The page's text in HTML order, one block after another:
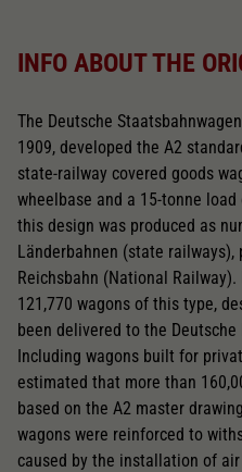
INFO ABOUT THE
The Deutsche
1909, developed the A2
state-railway covered goods
wheelbase and a 15-tonne
this design was produced as
Länderbahnen (state
Reichsbahn (National
121,770 wagons of this type,
been delivered to the
Including wagons built for
estimated that more than
based on the A2 master
wagons were reinforced to
caused by the installation of